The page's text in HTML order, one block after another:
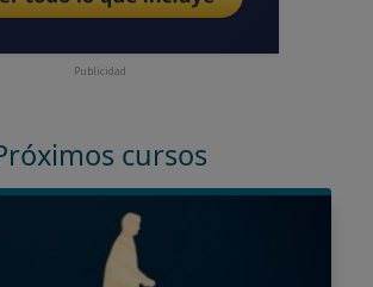
Publicidad
cursos